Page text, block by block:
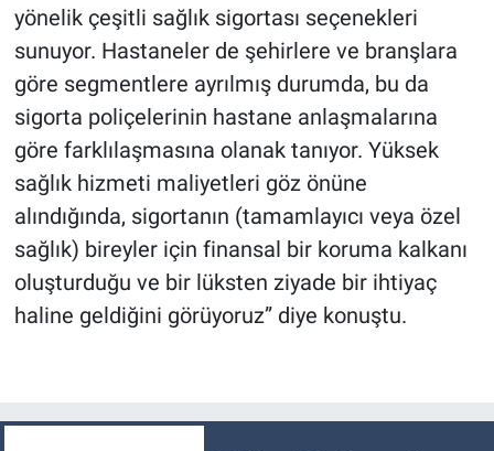
yönelik çeşitli sağlık sigortası seçenekleri
sunuyor. Hastaneler de şehirlere ve branşlara
göre segmentlere ayrılmış durumda, bu da
sigorta poliçelerinin hastane anlaşmalarına
göre farklılaşmasına olanak tanıyor. Yüksek
sağlık hizmeti maliyetleri göz önüne
alındığında, sigortanın (tamamlayıcı veya özel
sağlık) bireyler için finansal bir koruma kalkanı
oluşturduğu ve bir lüksten ziyade bir ihtiyaç
haline geldiğini görüyoruz” diye konuştu.